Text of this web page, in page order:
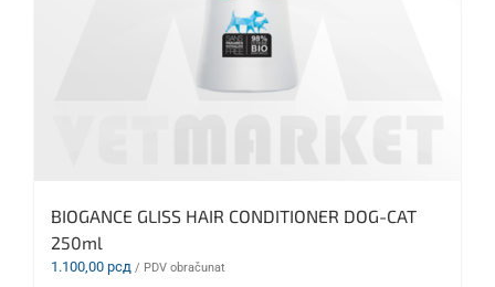
BIOGANCE GLISS HAIR CONDITIONER DOG-CAT
250ml
1.100,00 рсд / PDV obračunat